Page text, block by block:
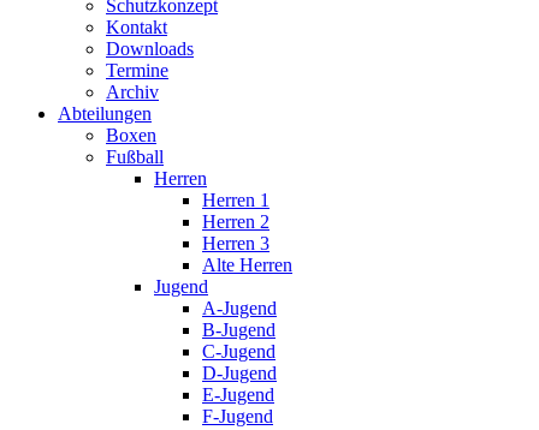
Schutzkonzept
Kontakt
Downloads
Termine
Archiv
Abteilungen
Boxen
Fußball
Herren
Herren 1
Herren 2
Herren 3
Alte Herren
Jugend
A-Jugend
B-Jugend
C-Jugend
D-Jugend
E-Jugend
F-Jugend